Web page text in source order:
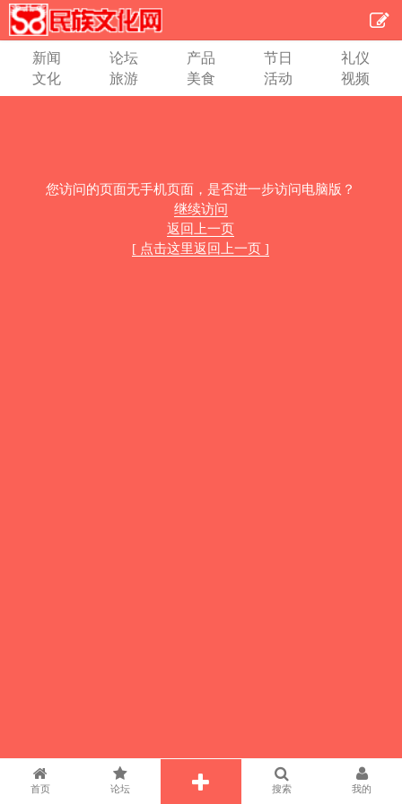
新闻 论坛 产品 节日
礼仪
文化
旅游 美食 活动 视频
您访问的页面无手机页面，是否进一步访问电脑版？
继续访问
返回上一页
[ 点击这里返回上一页 ]
首页 论坛 搜索 我的